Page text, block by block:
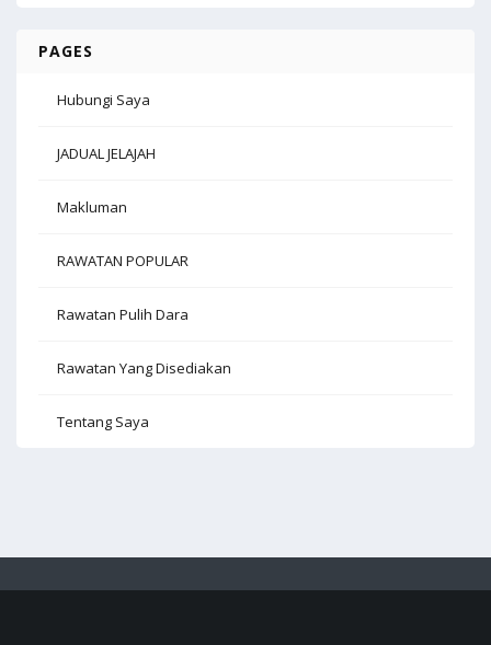
PAGES
Hubungi Saya
JADUAL JELAJAH
Makluman
RAWATAN POPULAR
Rawatan Pulih Dara
Rawatan Yang Disediakan
Tentang Saya